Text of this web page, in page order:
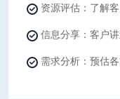
资源评估：了解
信息分享：客户
需求分析：预估